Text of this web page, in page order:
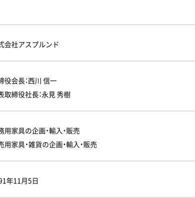
会社アスプルンド
役会長：西川 信一
取締役社長：永見 秀樹
用家具の企画・輸入・販売
用家具・雑貨の企画・輸入・販売
年11月5日